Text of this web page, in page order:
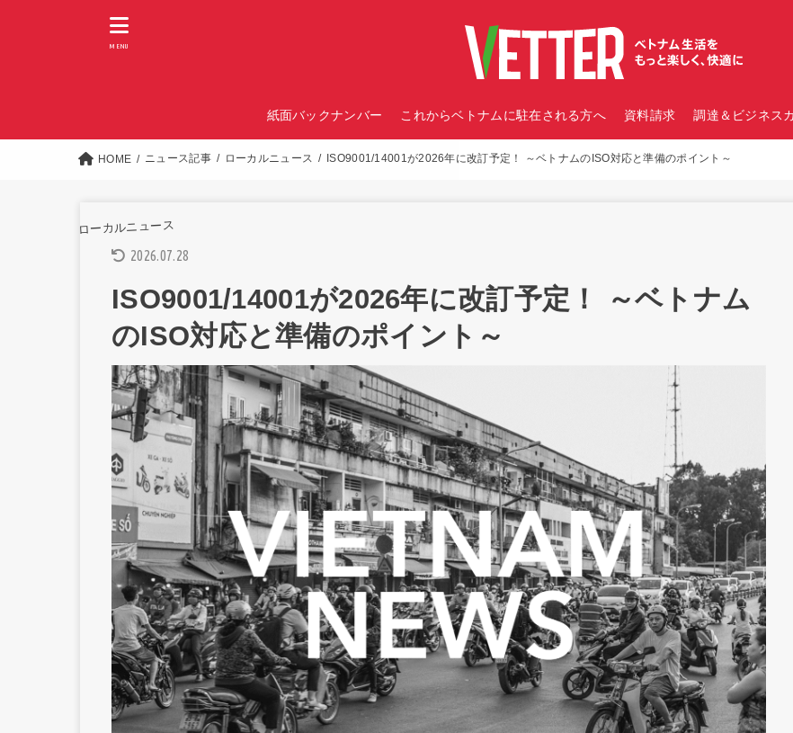
紙面バックナンバー これからベトナムに駐在される方へ 資料請求 調達＆ビジネス
MENU
HOME ニュース記事 ローカルニュース ISO9001/14001が2026年に改訂予定！ ～ベトナムのISO対応と準備のポイント～
ローカルニュース
2026.07.28
ISO9001/14001が2026年に改訂予定！ ～ベトナム
のISO対応と準備のポイント～